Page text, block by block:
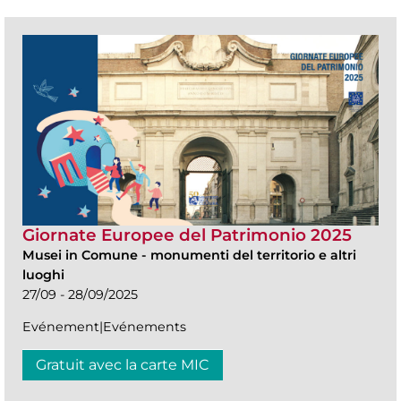
Giornate Europee del Patrimonio 2025
Musei in Comune - monumenti del territorio e altri
luoghi
27/09 - 28/09/2025
Evénement|Evénements
Gratuit avec la carte MIC